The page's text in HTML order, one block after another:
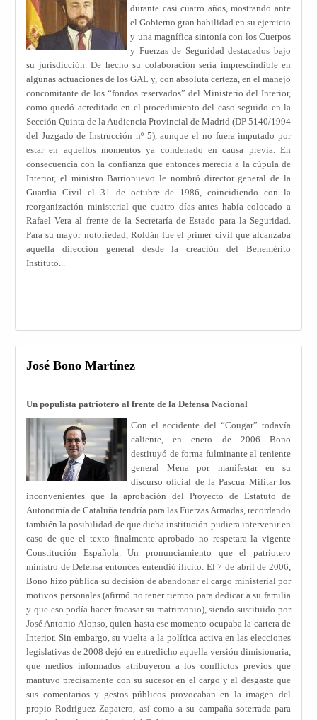
durante casi cuatro años, mostrando ante
el Gobierno gran habilidad en su ejercicio
y una magnífica sintonía con los Cuerpos
y Fuerzas de Seguridad destacados bajo
su jurisdicción. De hecho su colaboración sería imprescindible en
algunas actuaciones de los GAL y, con absoluta certeza, en el manejo
concomitante de los “fondos reservados” del Ministerio del Interior,
como quedó acreditado en el procedimiento del caso seguido en la
Sección Quinta de la Audiencia Provincial de Madrid (DP 5140/1994
del Juzgado de Instrucción nº 5), aunque el no fuera imputado por
estar en aquellos momentos ya condenado en causa previa. En
consecuencia con la confianza que entonces merecía a la cúpula de
Interior, el ministro Barrionuevo le nombró director general de la
Guardia Civil el 31 de octubre de 1986, coincidiendo con la
reorganización ministerial que cuatro días antes había colocado a
Rafael Vera al frente de la Secretaría de Estado para la Seguridad.
Para su mayor notoriedad, Roldán fue el primer civil que alcanzaba
aquella dirección general desde la creación del Benemérito
Instituto...
José Bono Martínez
Un populista patriotero al frente de la Defensa Nacional
Con el accidente del “Cougar” todavía
caliente, en enero de 2006 Bono
destituyó de forma fulminante al teniente
general Mena por manifestar en su
discurso oficial de la Pascua Militar los
inconvenientes que la aprobación del Proyecto de Estatuto de
Autonomía de Cataluña tendría para las Fuerzas Armadas, recordando
también la posibilidad de que dicha institución pudiera intervenir en
caso de que el texto finalmente aprobado no respetara la vigente
Constitución Española. Un pronunciamiento que el patriotero
ministro de Defensa entonces entendió ilícito. El 7 de abril de 2006,
Bono hizo pública su decisión de abandonar el cargo ministerial por
motivos personales (afirmó no tener tiempo para dedicar a su familia
y que eso podía hacer fracasar su matrimonio), siendo sustituido por
José Antonio Alonso, quien hasta ese momento ocupaba la cartera de
Interior. Sin embargo, su vuelta a la política activa en las elecciones
legislativas de 2008 dejó en entredicho aquella versión dimisionaria,
que medios informados atribuyeron a los conflictos previos que
mantuvo precisamente con su sucesor en el cargo y al desgaste que
sus comentarios y gestos públicos provocaban en la imagen del
propio Rodríguez Zapatero, así como a su campaña soterrada para